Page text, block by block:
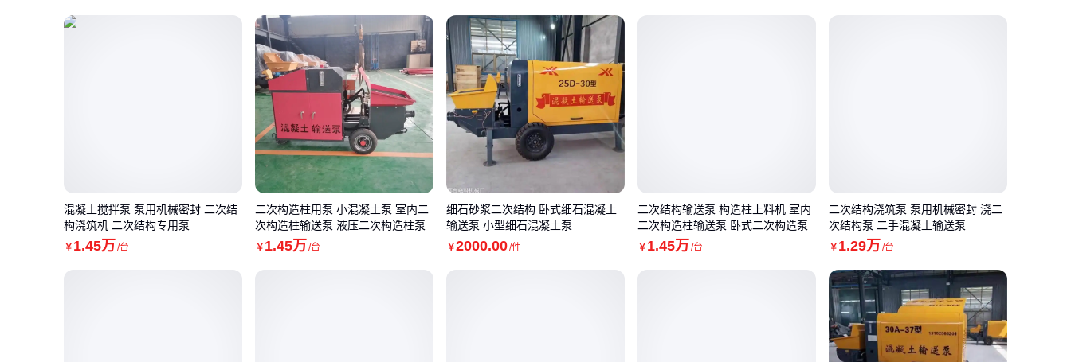
混凝土搅拌泵 泵用机械密封 二次结
构浇筑机 二次结构专用泵
￥ 1.45万 /台
二次构造柱用泵 小混凝土泵 室内二
次构造柱输送泵 液压二次构造柱泵
￥ 1.45万 /台
细石砂浆二次结构 卧式细石混凝土
输送泵 小型细石混凝土泵
￥2000.00/件
二次结构输送泵 构造柱上料机 室内
二次构造柱输送泵 卧式二次构造泵
￥ 1.45万 /台
二次结构浇筑泵 泵用机械密封 浇二
次结构泵 二手混凝土输送泵
￥ 1.29万 /台